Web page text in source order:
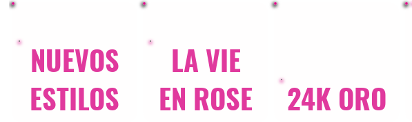
NUEVOS
ESTILOS
LA VIE
EN ROSE
24K ORO